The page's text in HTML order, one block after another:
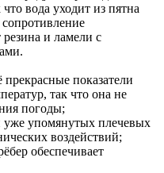
вода уходит из пятна
и ламели с
прекрасные показатели
так что она не
погоды;
уже упомянутых плечевых
воздействий;
обеспечивает